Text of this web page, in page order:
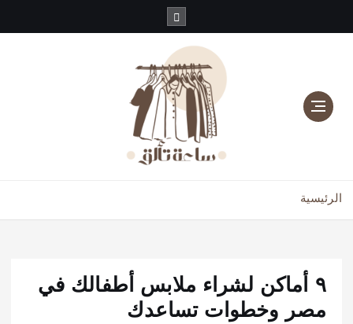
الرئيسية
٩ أماكن لشراء ملابس أطفالك في
مصر وخطوات تساعدك